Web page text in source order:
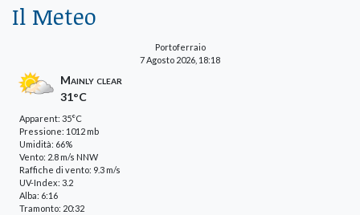
Il Meteo
Portoferraio
7 Agosto 2026, 18:18
Mainly clear
31°C
Apparent: 35°C
Pressione: 1012 mb
Umidità: 66%
Vento: 2.8 m/s NNW
Raffiche di vento: 9.3 m/s
UV-Index: 3.2
Alba: 6:16
Tramonto: 20:32